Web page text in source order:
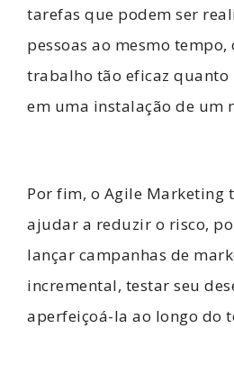
tarefas que podem ser
pessoas ao mesmo
trabalho tão eficaz quanto
em uma instalação de um
Por fim, o Agile Marketing
ajudar a reduzir o risco,
lançar campanhas de
incremental, testar seu
aperfeiçoá-la ao longo do